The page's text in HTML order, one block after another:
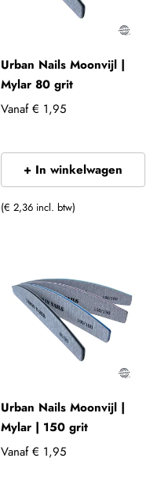
Urban Nails Moonvijl |
Mylar 80 grit
Vanaf € 1,95
+ In winkelwagen
(€ 2,36 incl. btw)
Urban Nails Moonvijl |
Mylar | 150 grit
Vanaf € 1,95